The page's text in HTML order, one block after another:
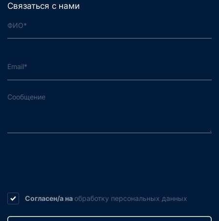
Связаться с нами
Согласен/а на обработку персональных данных